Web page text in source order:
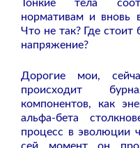
Тонкие тела
нормативам и вновь
Что не так? Где стоит
напряжение?
Дорогие мои,
происходит
компонентов, как
альфа-бета
процесс в эволюции